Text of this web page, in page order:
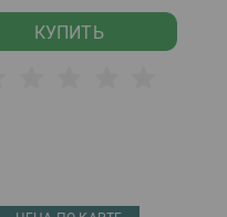
КУПИТЬ